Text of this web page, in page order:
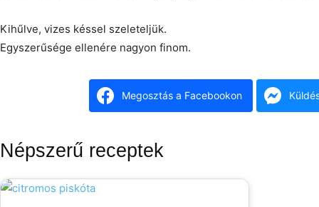
Kihűlve, vizes késsel szeleteljük.
Egyszerűsége ellenére nagyon finom.
Megosztás a Facebookon
Népszerű receptek